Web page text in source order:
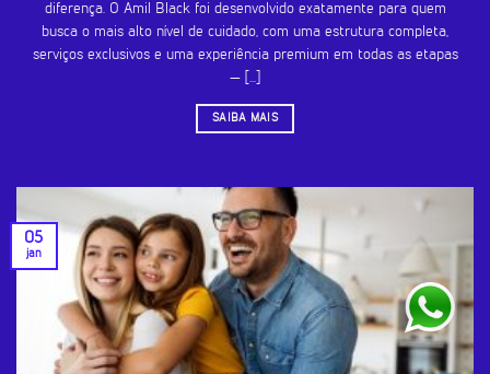
diferença. O Amil Black foi desenvolvido exatamente para quem
busca o mais alto nível de cuidado, com uma estrutura completa,
serviços exclusivos e uma experiência premium em todas as etapas
— [...]
SAIBA MAIS
05
jan